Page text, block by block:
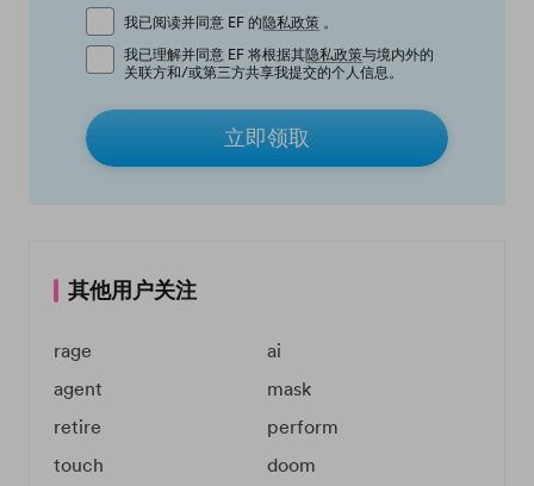
我已阅读并同意 EF 的隐私政策 。
我已理解并同意 EF 将根据其隐私政策与境内外的
关联方和/或第三方共享我提交的个人信息。
立即领取
其他用户关注
rage
ai
agent
mask
retire
perform
touch
doom